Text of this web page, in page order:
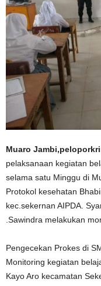
Muaro
pelaksanaan kegiatan
selama satu Minggu di
Protokol kesehatan
kec.sekernan AIPDA.
.Sawindra melakukan
Pengecekan Prokes di
Monitoring kegiatan
Kayo Aro kecamatan